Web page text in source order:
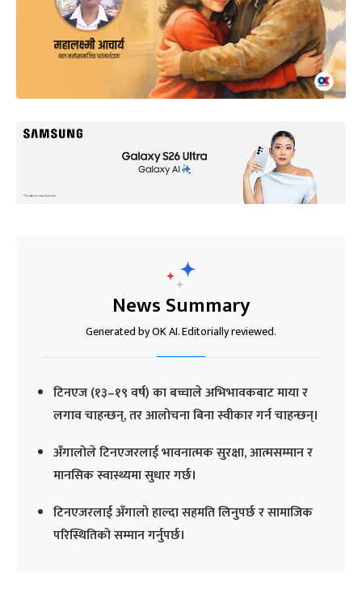
News Summary
Generated by OK AI. Editorially reviewed.
टिनएज (१३–१९ वर्ष) का बच्चाले अभिभावकबाट माया र
लगाव चाहन्छन्, तर आलोचना बिना स्वीकार गर्न चाहन्छन्।
अँगालोले टिनएजरलाई भावनात्मक सुरक्षा, आत्मसम्मान र
मानसिक स्वास्थ्यमा सुधार गर्छ।
टिनएजरलाई अँगालो हाल्दा सहमति लिनुपर्छ र सामाजिक
परिस्थितिको सम्मान गर्नुपर्छ।